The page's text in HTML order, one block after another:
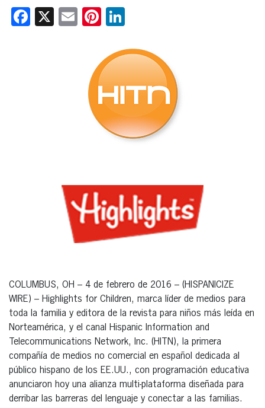
Facebook
X EmailPinterest
COLUMBUS, OH – 4 de febrero de 2016 – (HISPANICIZE
WIRE) – Highlights for Children, marca líder de medios para
toda la familia y editora de la revista para niños más leída en
Norteamérica, y el canal Hispanic Information and
Telecommunications Network, Inc. (HITN), la primera
compañía de medios no comercial en español dedicada al
público hispano de los EE.UU., con programación educativa
anunciaron hoy una alianza multi-plataforma diseñada para
derribar las barreras del lenguaje y conectar a las familias.